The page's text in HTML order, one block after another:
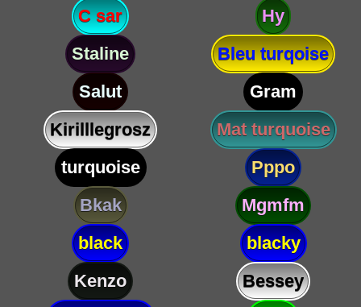
C sar
Hy
Staline
Bleu turqoise
Salut
Gram
Kirilllegrosz
Mat turquoise
turquoise
Pppo
Bkak
Mgmfm
black
blacky
Kenzo
Bessey